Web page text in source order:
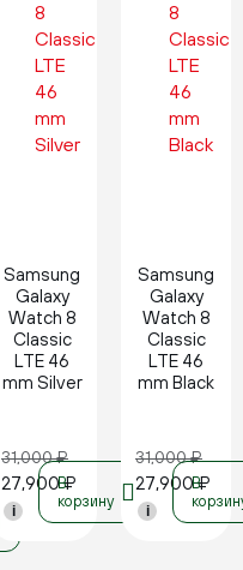
Samsung
Galaxy
Watch 8
Classic
LTE 46
mm Silver
31,000₽
27,900₽
i
В
корзину
Samsung
Galaxy
Watch 8
Classic
LTE 46
mm Black
31,000₽
27,900₽
i
В